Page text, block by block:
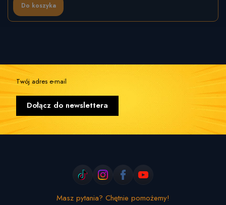
Do koszyka
Twój adres e-mail
Dołącz do newslettera
Masz pytania? Chętnie pomożemy!